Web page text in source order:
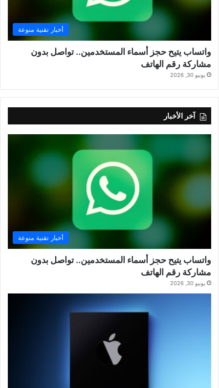
أخبار تقنية منوعة
واتساب يتيح حجز أسماء المستخدمين.. تواصل بدون
مشاركة رقم الهاتف
يونيو 30, 2026
آخر الأخبار
أخبار تقنية منوعة
واتساب يتيح حجز أسماء المستخدمين.. تواصل بدون
مشاركة رقم الهاتف
يونيو 30, 2026